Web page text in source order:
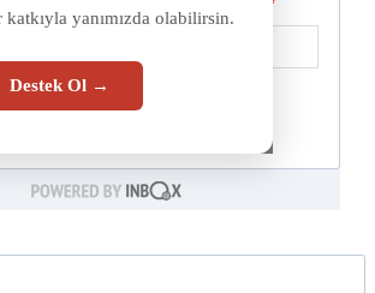
yanımızda olabilirsin.
Destek Ol →